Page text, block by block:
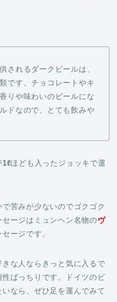
されるダークビールは、
です。チョコレートやキ
りや味わいのビールにな
ドなので、とても飲みや
1ℓほども入ったジョッキで運
苦みが少ないのでゴクゴク
ージはミュンヘン名物のヴ
ージです。
な人ならきっと気に入るで
ばっちりです。ドイツのビ
なら、ぜひ足を運んでみて